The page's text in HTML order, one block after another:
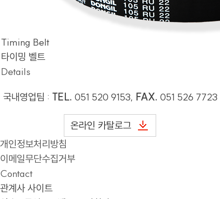
Timing Belt
타이밍 벨트
Details
국내영업팀 : TEL. 051 520 9153, FAX. 051 526 7723
온라인 카탈로그
개인정보처리방침
이메일무단수집거부
Contact
관계사 사이트